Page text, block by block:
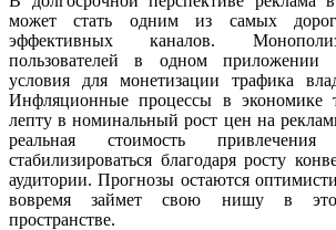
может стать одним из самых
эффективных каналов.
пользователей в одном приложении
условия для монетизации трафика
Инфляционные процессы в экономике
лепту в номинальный рост цен на
реальная стоимость
стабилизироваться благодаря росту
аудитории. Прогнозы остаются
вовремя займет свою нишу в
пространстве.